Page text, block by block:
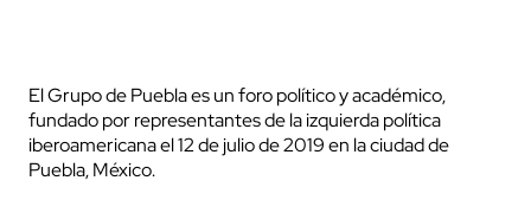
El Grupo de Puebla es un foro político y académico,
fundado por representantes de la izquierda política
iberoamericana el 12 de julio de 2019 en la ciudad de
Puebla, México.